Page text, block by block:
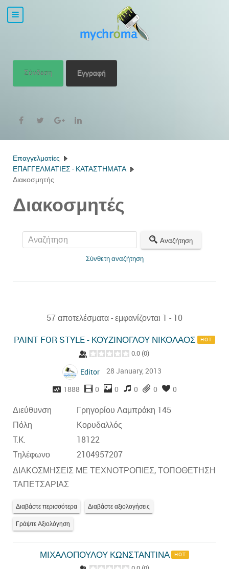
Σύνδεση Εγγραφή
Επαγγελματίες
ΕΠΑΓΓΕΛΜΑΤΙΕΣ - ΚΑΤΑΣΤΗΜΑΤΑ
Διακοσμητής
Διακοσμητές
Αναζήτηση
Σύνθετη αναζήτηση
57 αποτελέσματα - εμφανίζονται 1 - 10
PAINT FOR STYLE - ΚΟΥΖΙΝΟΓΛΟΥ ΝΙΚΟΛΑΟΣ HOT
0.0 (0)
Editor
28 January, 2013
1888
0 0 0 0 0
Διεύθυνση
Γρηγορίου Λαμπράκη 145
Πόλη
Κορυδαλλός
T.K.
18122
Τηλέφωνο
2104957207
ΔΙΑΚΟΣΜΗΣΕΙΣ ΜΕ ΤΕΧΝΟΤΡΟΠΙΕΣ, ΤΟΠΟΘΕΤΗΣΗ
ΤΑΠΕΤΣΑΡΙΑΣ
Διαβάστε περισσότερα Διαβάστε αξιολογήσεις
Γράψτε Αξιολόγηση
ΜΙΧΑΛΟΠΟΥΛΟΥ ΚΩΝΣΤΑΝΤΙΝΑ HOT